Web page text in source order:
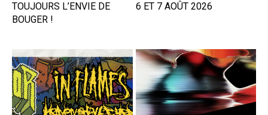
TOUJOURS L’ENVIE DE
BOUGER !
6 ET 7 AOÛT 2026